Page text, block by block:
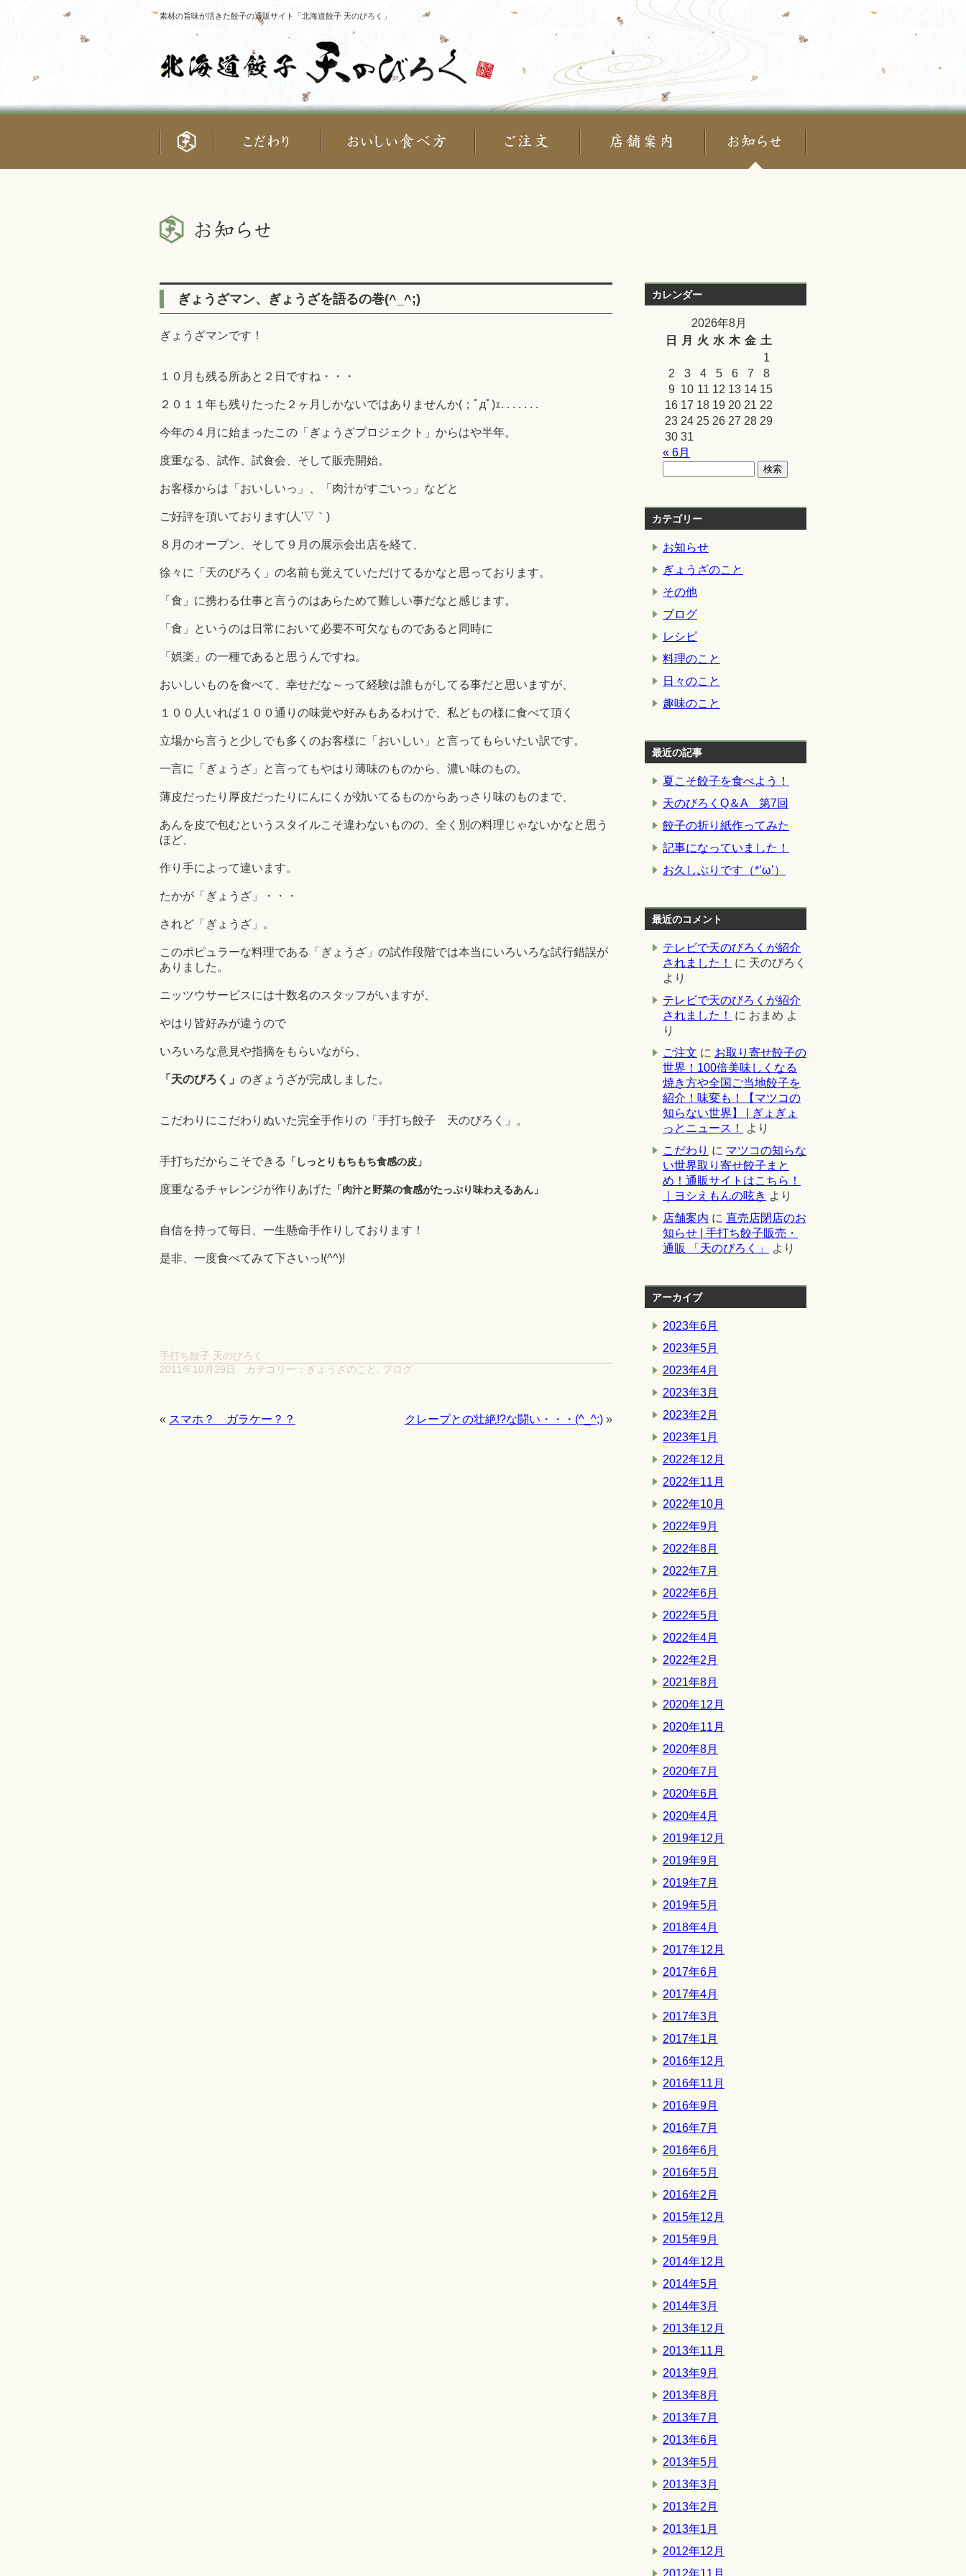
素材の旨味が活きた餃子の通販サイト「北海道餃子 天のびろく」
ぎょうざマン、ぎょうざを語るの巻(^_^;)
ぎょうざマンです！
１０月も残る所あと２日ですね・・・
２０１１年も残りたった２ヶ月しかないではありませんか(；ﾟдﾟ)ｪ. . . . . . .
今年の４月に始まったこの「ぎょうざプロジェクト」からはや半年。
度重なる、試作、試食会、そして販売開始。
お客様からは「おいしいっ」、「肉汁がすごいっ」などと
ご好評を頂いております(人'▽｀)
８月のオープン、そして９月の展示会出店を経て、
徐々に「天のびろく」の名前も覚えていただけてるかなと思っております。
「食」に携わる仕事と言うのはあらためて難しい事だなと感じます。
「食」というのは日常において必要不可欠なものであると同時に
「娯楽」の一種であると思うんですね。
おいしいものを食べて、幸せだな～って経験は誰もがしてる事だと思いますが、
１００人いれば１００通りの味覚や好みもあるわけで、私どもの様に食べて頂く
立場から言うと少しでも多くのお客様に「おいしい」と言ってもらいたい訳です。
一言に「ぎょうざ」と言ってもやはり薄味のものから、濃い味のもの。
薄皮だったり厚皮だったりにんにくが効いてるものからあっさり味のものまで、
あんを皮で包むというスタイルこそ違わないものの、全く別の料理じゃないかなと思う
ほど、
作り手によって違います。
たかが「ぎょうざ」・・・
されど「ぎょうざ」。
このポピュラーな料理である「ぎょうざ」の試作段階では本当にいろいろな試行錯誤が
ありました。
ニッツウサービスには十数名のスタッフがいますが、
やはり皆好みが違うので
いろいろな意見や指摘をもらいながら、
「天のびろく」 のぎょうざが完成しました。
こだわりにこだわりぬいた完全手作りの「手打ち餃子 天のびろく」。
手打ちだからこそできる 「しっとりもちもち食感の皮」
度重なるチャレンジが作りあげた 「肉汁と野菜の食感がたっぷり味わえるあん」
自信を持って毎日、一生懸命手作りしております！
是非、一度食べてみて下さいっ!(^^)!
手打ち餃子 天のびろく
2011年10月29日
カテゴリー： ぎょうざのこと ブログ
« スマホ？ ガラケー？？ クレープとの壮絶!?な闘い・・・(^_^;) »
カレンダー
2026年8月
日
月 火 水 木 金 土
1
2
3 4 5 6 7
8
9 10 11 12 13 14 15
16 17 18 19 20 21 22
23 24 25 26 27 28 29
30 31
« 6月
カテゴリー
お知らせ
ぎょうざのこと
その他
ブログ
レシピ
料理のこと
日々のこと
趣味のこと
最近の記事
夏こそ餃子を食べよう！
天のびろくQ＆A 第7回
餃子の折り紙作ってみた
記事になっていました！
お久しぶりです（*’ω’）
最近のコメント
テレビで天のびろくが紹介
されました！
に 天のびろく
より
テレビで天のびろくが紹介
されました！
に おまめ よ
り
ご注文 に お取り寄せ餃子の
世界！100倍美味しくなる
焼き方や全国ご当地餃子を
紹介！味変も！【マツコの
知らない世界】 | ぎょぎょ
っとニュース！
より
こだわり に マツコの知らな
い世界取り寄せ餃子まと
め！通販サイトはこちら！
｜ヨシえもんの呟き より
店舗案内 に 直売店閉店のお
知らせ | 手打ち餃子販売・
通販 「天のびろく」
より
アーカイブ
2023年6月
2023年5月
2023年4月
2023年3月
2023年2月
2023年1月
2022年12月
2022年11月
2022年10月
2022年9月
2022年8月
2022年7月
2022年6月
2022年5月
2022年4月
2022年2月
2021年8月
2020年12月
2020年11月
2020年8月
2020年7月
2020年6月
2020年4月
2019年12月
2019年9月
2019年7月
2019年5月
2018年4月
2017年12月
2017年6月
2017年4月
2017年3月
2017年1月
2016年12月
2016年11月
2016年9月
2016年7月
2016年6月
2016年5月
2016年2月
2015年12月
2015年9月
2014年12月
2014年5月
2014年3月
2013年12月
2013年11月
2013年9月
2013年8月
2013年7月
2013年6月
2013年5月
2013年3月
2013年2月
2013年1月
2012年12月
2012年11月